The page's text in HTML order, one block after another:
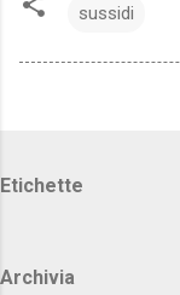
sussidi
Etichette
Archivia